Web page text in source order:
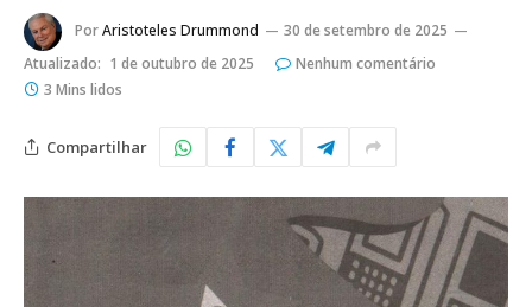
PorAristoteles Drummond
30 de setembro de 2025
Atualizado: 1 de outubro de 2025
Nenhum comentário
3 Mins lidos
Compartilhar